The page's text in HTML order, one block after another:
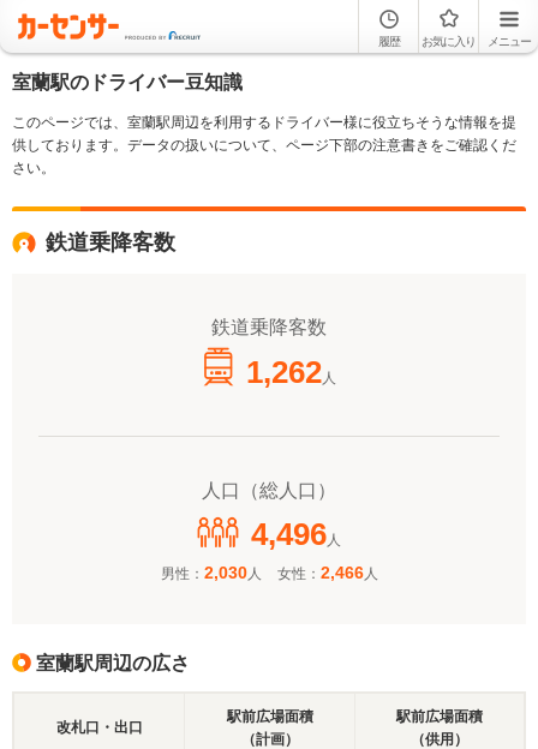
履歴 お気に入り メニュー
室蘭駅のドライバー豆知識
このページでは、室蘭駅周辺を利用するドライバー様に役立ちそうな情報を提
供しております。データの扱いについて、ページ下部の注意書きをご確認くだ
さい。
鉄道乗降客数
鉄道乗降客数
1,262人
人口（総人口）
4,496 人
男性： 2,030人 女性： 2,466人
室蘭駅周辺の広さ
改札口・出口
駅前広場面積
（計画）
駅前広場面積
（供用）